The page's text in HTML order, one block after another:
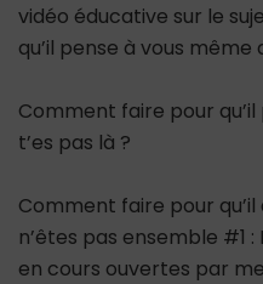
vidéo éducative sur le
qu’il pense à vous même
Comment faire pour
t’es pas là ?
Comment faire pour
n’êtes pas ensemble #1
en cours ouvertes par